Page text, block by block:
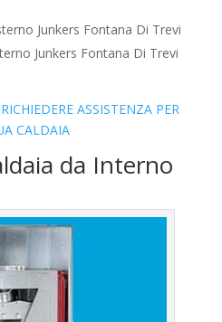
Junkers Fontana Di Trevi
Junkers Fontana Di Trevi
ASSISTENZA PER
CALDAIA
da Interno